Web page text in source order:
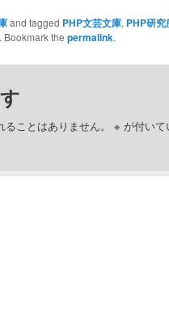
and tagged PHP文芸文庫, PHP研究
Bookmark the permalink.
ことはありません。 ※ が付い